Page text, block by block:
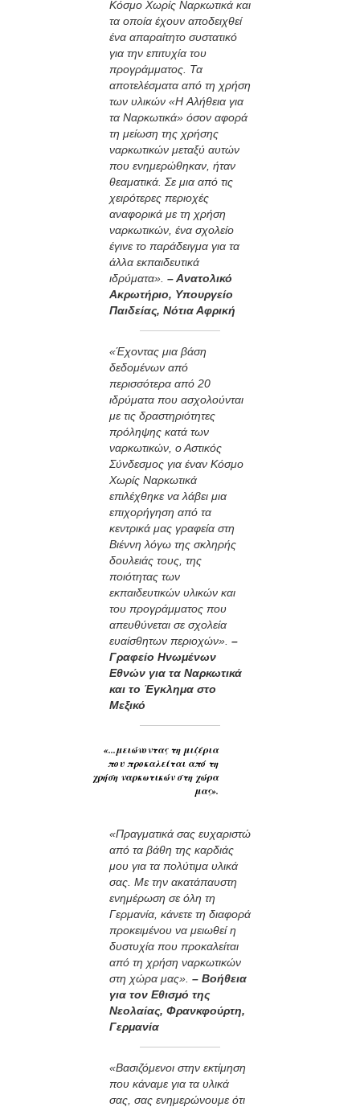
Κόσμο Χωρίς Ναρκωτικά και
τα οποία έχουν αποδειχθεί
ένα απαραίτητο συστατικό
για την επιτυχία του
προγράμματος. Τα
αποτελέσματα από τη χρήση
των υλικών «Η Αλήθεια για
τα Ναρκωτικά» όσον αφορά
τη μείωση της χρήσης
ναρκωτικών μεταξύ αυτών
που ενημερώθηκαν, ήταν
θεαματικά. Σε μια από τις
χειρότερες περιοχές
αναφορικά με τη χρήση
ναρκωτικών, ένα σχολείο
έγινε το παράδειγμα για τα
άλλα εκπαιδευτικά
ιδρύματα». – Ανατολικό
Ακρωτήριο, Υπουργείο
Παιδείας, Νότια Αφρική
«Έχοντας μια βάση
δεδομένων από
περισσότερα από 20
ιδρύματα που ασχολούνται
με τις δραστηριότητες
πρόληψης κατά των
ναρκωτικών, ο Αστικός
Σύνδεσμος για έναν Κόσμο
Χωρίς Ναρκωτικά
επιλέχθηκε να λάβει μια
επιχορήγηση από τα
κεντρικά μας γραφεία στη
Βιέννη λόγω της σκληρής
δουλειάς τους, της
ποιότητας των
εκπαιδευτικών υλικών και
του προγράμματος που
απευθύνεται σε σχολεία
ευαίσθητων περιοχών». –
Γραφείο Ηνωμένων
Εθνών για τα Ναρκωτικά
και το Έγκλημα στο
Μεξικό
«...μειώνοντας τη μιζέρια
που προκαλείται από τη
χρήση ναρκωτικών στη χώρα
μας».
«Πραγματικά σας ευχαριστώ
από τα βάθη της καρδιάς
μου για τα πολύτιμα υλικά
σας. Με την ακατάπαυστη
ενημέρωση σε όλη τη
Γερμανία, κάνετε τη διαφορά
προκειμένου να μειωθεί η
δυστυχία που προκαλείται
από τη χρήση ναρκωτικών
στη χώρα μας». – Βοήθεια
για τον Εθισμό της
Νεολαίας, Φρανκφούρτη,
Γερμανία
«Βασιζόμενοι στην εκτίμηση
που κάναμε για τα υλικά
σας, σας ενημερώνουμε ότι